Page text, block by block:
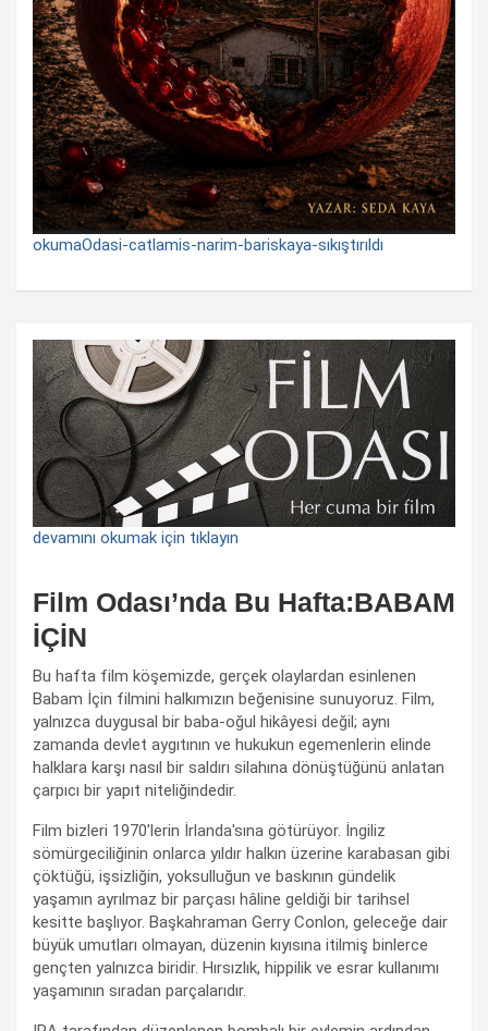
okumaOdasi-catlamis-narim-bariskaya-sıkıştırıldı
devamını okumak için tıklayın
Film Odası’nda Bu Hafta:BABAM
İÇİN
Bu hafta film köşemizde, gerçek olaylardan esinlenen
Babam İçin filmini halkımızın beğenisine sunuyoruz. Film,
yalnızca duygusal bir baba-oğul hikâyesi değil; aynı
zamanda devlet aygıtının ve hukukun egemenlerin elinde
halklara karşı nasıl bir saldırı silahına dönüştüğünü anlatan
çarpıcı bir yapıt niteliğindedir.
Film bizleri 1970'lerin İrlanda'sına götürüyor. İngiliz
sömürgeciliğinin onlarca yıldır halkın üzerine karabasan gibi
çöktüğü, işsizliğin, yoksulluğun ve baskının gündelik
yaşamın ayrılmaz bir parçası hâline geldiği bir tarihsel
kesitte başlıyor. Başkahraman Gerry Conlon, geleceğe dair
büyük umutları olmayan, düzenin kıyısına itilmiş binlerce
gençten yalnızca biridir. Hırsızlık, hippilik ve esrar kullanımı
yaşamının sıradan parçalarıdır.